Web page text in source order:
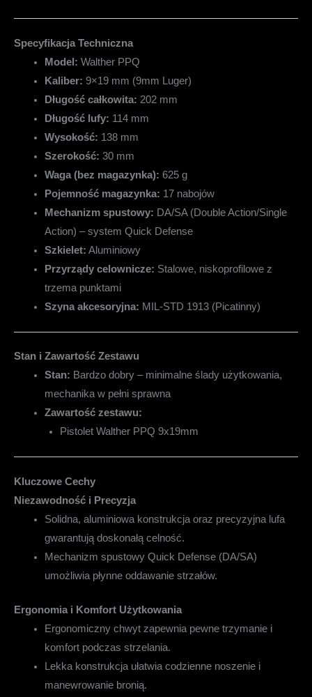
Specyfikacja Techniczna
Model: Walther PPQ
Kaliber: 9×19 mm (9mm Luger)
Długość całkowita: 202 mm
Długość lufy: 114 mm
Wysokość: 138 mm
Szerokość: 30 mm
Waga (bez magazynka): 625 g
Pojemność magazynka: 17 nabojów
Mechanizm spustowy: DA/SA (Double Action/Single
Action) – system Quick Defense
Szkielet: Aluminiowy
Przyrządy celownicze: Stalowe, niskoprofilowe z
trzema punktami
Szyna akcesoryjna: MIL-STD 1913 (Picatinny)
Stan i Zawartość Zestawu
Stan: Bardzo dobry – minimalne ślady użytkowania,
mechanika w pełni sprawna
Zawartość zestawu:
Pistolet Walther PPQ 9x19mm
Kluczowe Cechy
Niezawodność i Precyzja
Solidna, aluminiowa konstrukcja oraz precyzyjna lufa
gwarantują doskonałą celność.
Mechanizm spustowy Quick Defense (DA/SA)
umożliwia płynne oddawanie strzałów.
Ergonomia i Komfort Użytkowania
Ergonomiczny chwyt zapewnia pewne trzymanie i
komfort podczas strzelania.
Lekka konstrukcja ułatwia codzienne noszenie i
manewrowanie bronią.